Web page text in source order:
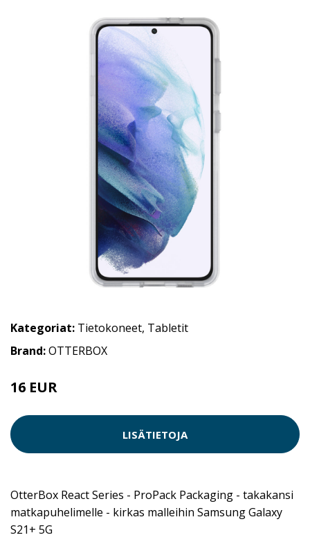
Kategoriat: Tietokoneet, Tabletit
Brand:OTTERBOX
16 EUR
LISÄTIETOJA
OtterBox React Series - ProPack Packaging - takakansi
matkapuhelimelle - kirkas malleihin Samsung Galaxy
S21+ 5G